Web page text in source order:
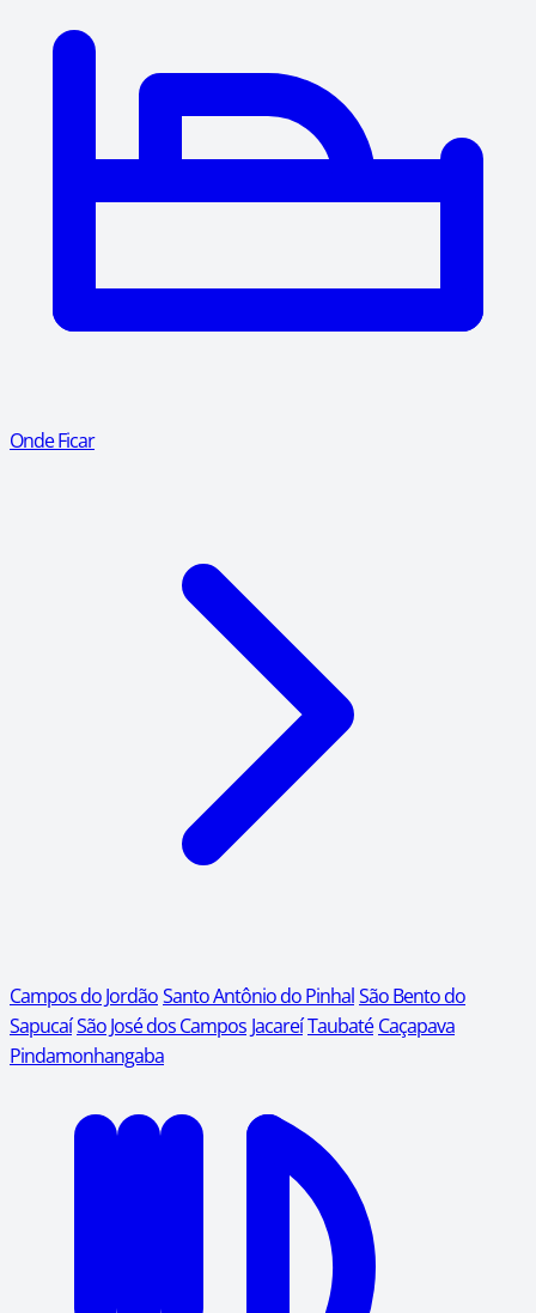
Onde Ficar
Campos do JordãoSanto Antônio do PinhalSão Bento do
SapucaíSão José dos Campos JacareíTaubaté Caçapava
Pindamonhangaba